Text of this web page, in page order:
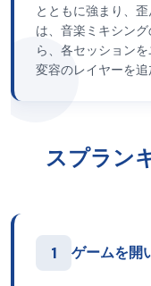
とともに強まり、
は、音楽ミキシン
ら、各セッション
変容のレイヤーを追
スプラン
1 ゲームを開